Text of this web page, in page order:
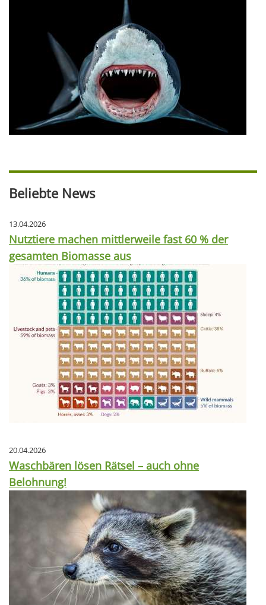
Beliebte News
13.04.2026
Nutztiere machen mittlerweile fast 60 % der
gesamten Biomasse aus
20.04.2026
Waschbären lösen Rätsel – auch ohne
Belohnung!